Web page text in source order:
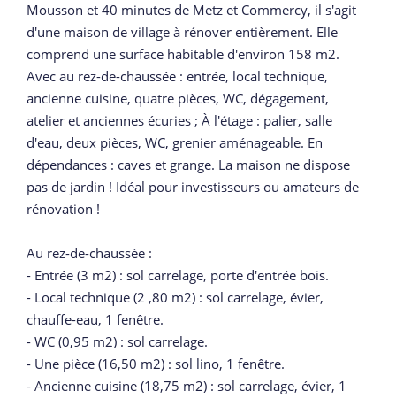
Mousson et 40 minutes de Metz et Commercy, il s'agit
d'une maison de village à rénover entièrement. Elle
comprend une surface habitable d'environ 158 m2.
Avec au rez-de-chaussée : entrée, local technique,
ancienne cuisine, quatre pièces, WC, dégagement,
atelier et anciennes écuries ; À l'étage : palier, salle
d'eau, deux pièces, WC, grenier aménageable. En
dépendances : caves et grange. La maison ne dispose
pas de jardin ! Idéal pour investisseurs ou amateurs de
rénovation !
Au rez-de-chaussée :
- Entrée (3 m2) : sol carrelage, porte d'entrée bois.
- Local technique (2 ,80 m2) : sol carrelage, évier,
chauffe-eau, 1 fenêtre.
- WC (0,95 m2) : sol carrelage.
- Une pièce (16,50 m2) : sol lino, 1 fenêtre.
- Ancienne cuisine (18,75 m2) : sol carrelage, évier, 1